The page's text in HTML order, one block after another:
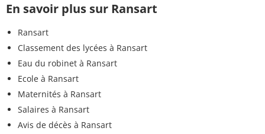
En savoir plus sur Ransart
Ransart
Classement des lycées à Ransart
Eau du robinet à Ransart
Ecole à Ransart
Maternités à Ransart
Salaires à Ransart
Avis de décès à Ransart